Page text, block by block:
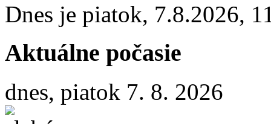
Dnes je piatok, 7.8.2026,
Aktuálne počasie
dnes, piatok 7. 8. 2026